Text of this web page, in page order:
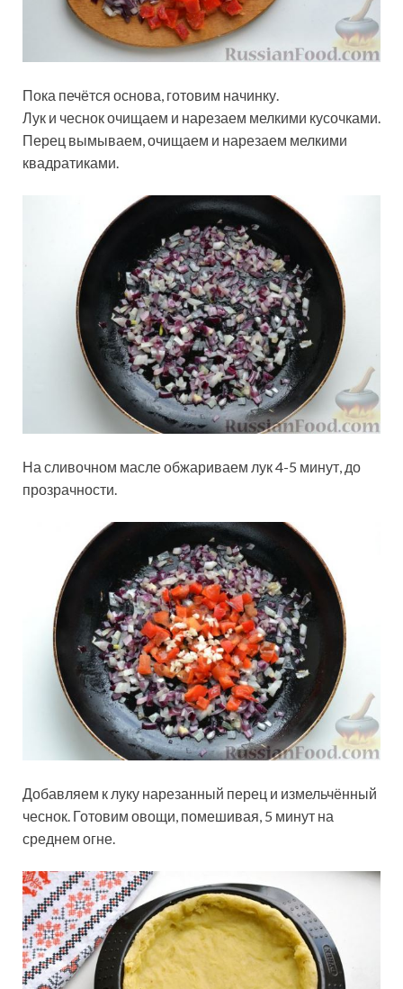
Пока печётся основа, готовим начинку.
Лук и чеснок очищаем и нарезаем мелкими кусочками.
Перец вымываем, очищаем и нарезаем мелкими
квадратиками.
На сливочном масле обжариваем лук 4-5 минут, до
прозрачности.
Добавляем к луку нарезанный перец и измельчённый
чеснок. Готовим овощи, помешивая, 5 минут на
среднем огне.